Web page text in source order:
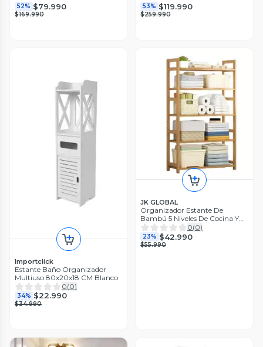
52% $79.990
$169.990
53% $119.990
$259.990
Importclick
Estante Baño Organizador
Multiuso 80x20x18 CM Blanco
0(0)
34% $22.990
$34.990
JK GLOBAL
Organizador Estante De
Bambú 5 Niveles De Cocina Y
Baño
0(0)
23% $42.990
$55.990